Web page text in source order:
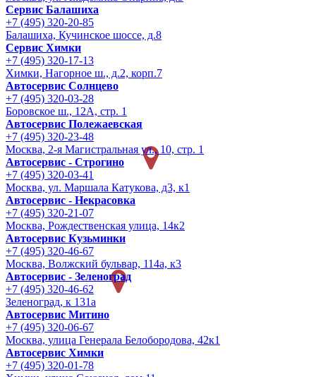
Сервис Балашиха
+7 (495) 320-20-85
Балашиха, Кучинское шоссе, д.8
Сервис Химки
+7 (495) 320-17-13
Химки, Нагорное ш., д.2, корп.7
Автосервис Солнцево
+7 (495) 320-03-28
Боровское ш., 12А, стр. 1
Автосервис Полежаевская
+7 (495) 320-23-48
Москва, 2-я Магистральная ул., 10, стр. 1
Автосервис - Строгино
+7 (495) 320-03-41
Москва, ул. Маршала Катукова, д3, к1
Автосервис - Некрасовка
+7 (495) 320-21-07
Москва, Рождественская улица, 14к2
Автосервис Кузьминки
+7 (495) 320-46-67
Москва, Волжский бульвар, 114а, к3
Автосервис - Зеленоград
+7 (495) 320-46-62
Зеленоград, к 131а
Автосервис Митино
+7 (495) 320-06-67
Москва, улица Генерала Белобородова, 42к1
Автосервис Химки
+7 (495) 320-01-78